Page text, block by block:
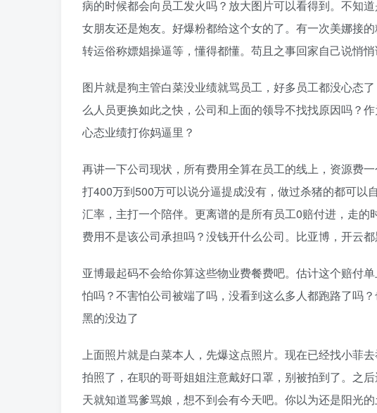
病的时候都会向员工发火吗？放大图片可以看得到。不知
女朋友还是炮友。好爆粉都给这个女的了。有一次美娜接
转运俗称嫖娼操逼等，懂得都懂。苟且之事回家自己说悄
图片就是狗主管白菜没业绩就骂员工，好多员工都没心态
么人员更换如此之快，公司和上面的领导不找找原因吗？
心态业绩打你妈逼里？
再讲一下公司现状，所有费用全算在员工的线上，资源费
打400万到500万可以说分逼提成没有，做过杀猪的都可以
汇率，主打一个陪伴。更离谱的是所有员工0赔付进，走
费用不是该公司承担吗？没钱开什么公司。比亚博，开云都
亚博最起码不会给你算这些物业费餐费吧。估计这个赔付
怕吗？不害怕公司被端了吗，没看到这么多人都跑路了吗
黑的没边了
上面照片就是白菜本人，先爆这点照片。现在已经找小菲
拍照了，在职的哥哥姐姐注意戴好口罩，别被拍到了。之
天就知道骂爹骂娘，想不到会有今天吧。你以为还是阳光